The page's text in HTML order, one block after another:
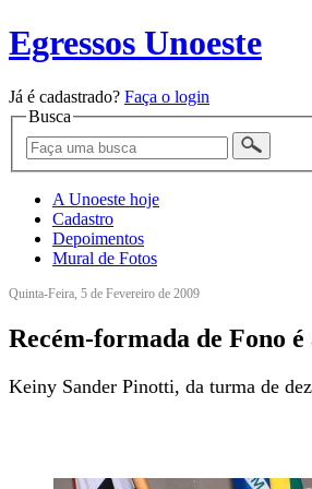
Egressos Unoeste
Já é cadastrado? Faça o login
Busca
A Unoeste hoje
Cadastro
Depoimentos
Mural de Fotos
Quinta-Feira, 5 de Fevereiro de 2009
Recém-formada de Fono
Keiny Sander Pinotti, da turma de